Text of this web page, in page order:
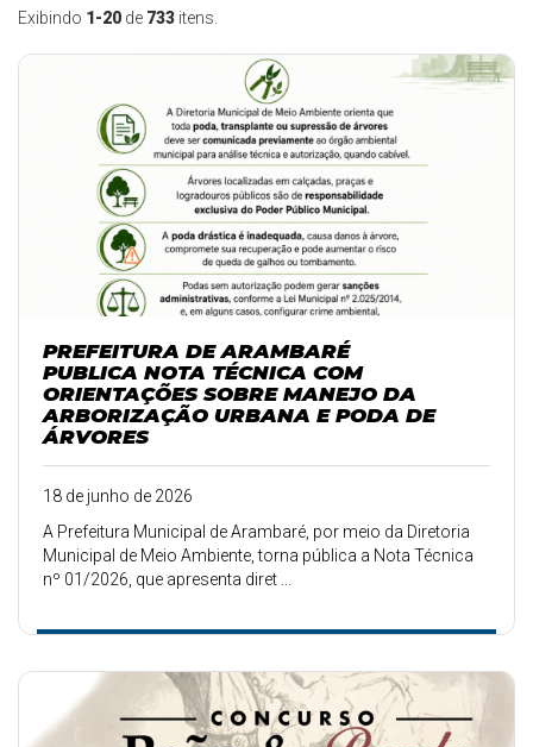
Exibindo 1-20 de 733 itens.
PREFEITURA DE ARAMBARÉ
PUBLICA NOTA TÉCNICA COM
ORIENTAÇÕES SOBRE MANEJO DA
ARBORIZAÇÃO URBANA E PODA DE
ÁRVORES
18 de junho de 2026
A Prefeitura Municipal de Arambaré, por meio da Diretoria
Municipal de Meio Ambiente, torna pública a Nota Técnica
nº 01/2026, que apresenta diret ...